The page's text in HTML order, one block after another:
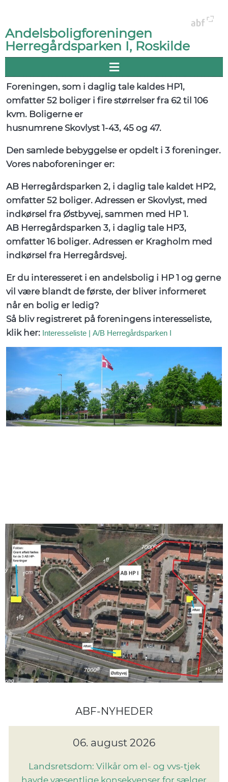
Andelsboligforeningen
Herregårdsparken I, Roskilde
TIL FORENINGENS
HJEMMESIDE
Foreningen, som i daglig tale kaldes HP1,
omfatter 52 boliger i fire størrelser fra 62 til 106
kvm. Boligerne er
husnumrene Skovlyst 1-43, 45 og 47.
Den samlede bebyggelse er opdelt i 3 foreninger.
Vores naboforeninger er:
AB Herregårdsparken 2, i daglig tale kaldet HP2,
omfatter 52 boliger. Adressen er Skovlyst, med
indkørsel fra Østbyvej, sammen med HP 1.
AB Herregårdsparken 3, i daglig tale HP3,
omfatter 16 boliger. Adressen er Kragholm med
indkørsel fra Herregårdsvej.
Er du interesseret i en andelsbolig i HP 1 og gerne
vil være blandt de første, der bliver informeret
når en bolig er ledig?
Så bliv registreret på foreningens interesseliste,
klik her: Interesseliste | A/B Herregårdsparken I
ABF-NYHEDER
06. august 2026
Landsretsdom: Vilkår om el- og vvs-tjek